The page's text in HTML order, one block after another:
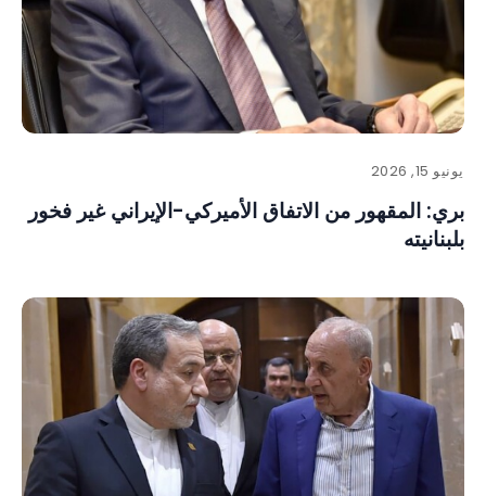
يونيو 15, 2026
بري: المقهور من الاتفاق الأميركي-الإيراني غير فخور
بلبنانيته